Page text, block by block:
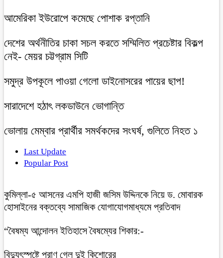
আমেরিকা ইউরোপে কমেছে পোশাক রপ্তানি
দেশের অর্থনীতির চাকা সচল করতে সম্মিলিত প্রচেষ্টার বিকল্প
নেই- মেয়র চট্টগ্রাম সিটি
সমুদ্র উপকূলে পাওয়া গেলো ডাইনোসরের পায়ের ছাপ!
সারাদেশে হঠাৎ লকডাউনে ভোগান্তি
ভোলায় মেম্বার প্রার্থীর সমর্থকদের সংঘর্ষ, গুলিতে নিহত ১
Last Update
Popular Post
কুমিল্লা-৫ আসনের এমপি হাজী জসিম উদ্দিনকে নিয়ে ড. মোবারক
হোসাইনের বক্তব্যে সামাজিক যোগাযোগমাধ্যমে প্রতিবাদ
“বৈষম্য আন্দোলন ইতিহাসে বৈষম্যের শিকার:-
বিদ্যুৎস্পৃষ্টে প্রাণ গেল দুই কিশোরের